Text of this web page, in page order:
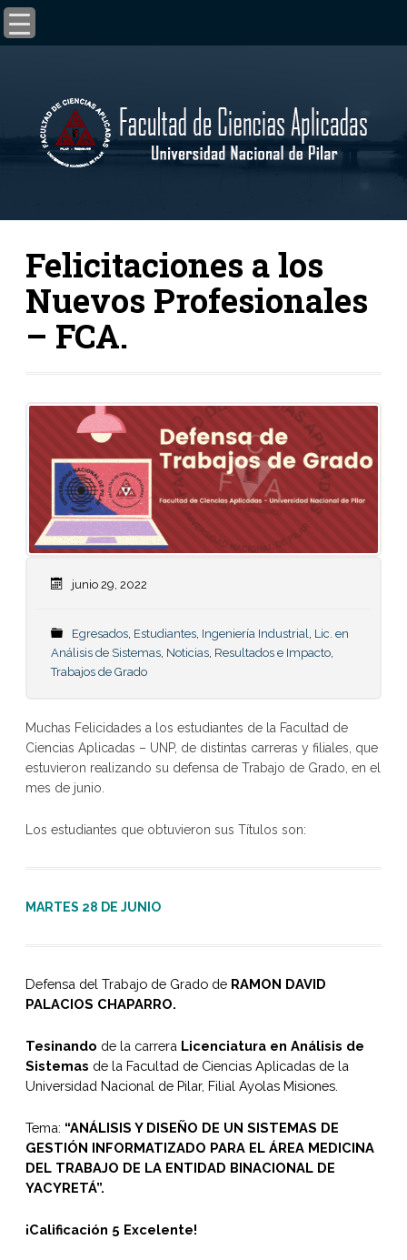
Felicitaciones a los
Nuevos Profesionales
– FCA.
junio 29, 2022
Egresados, Estudiantes, Ingeniería Industrial, Lic. en
Análisis de Sistemas, Noticias, Resultados e Impacto,
Trabajos de Grado
Muchas Felicidades a los estudiantes de la Facultad de
Ciencias Aplicadas – UNP, de distintas carreras y filiales, que
estuvieron realizando su defensa de Trabajo de Grado, en el
mes de junio.
Los estudiantes que obtuvieron sus Títulos son:
MARTES 28 DE JUNIO
Defensa del Trabajo de Grado de RAMON DAVID
PALACIOS CHAPARRO.
Tesinando de la carrera Licenciatura en Análisis de
Sistemas de la Facultad de Ciencias Aplicadas de la
Universidad Nacional de Pilar, Filial Ayolas Misiones.
Tema: “ANÁLISIS Y DISEÑO DE UN SISTEMAS DE
GESTIÓN INFORMATIZADO PARA EL ÁREA MEDICINA
DEL TRABAJO DE LA ENTIDAD BINACIONAL DE
YACYRETÁ”.
¡Calificación 5 Excelente!